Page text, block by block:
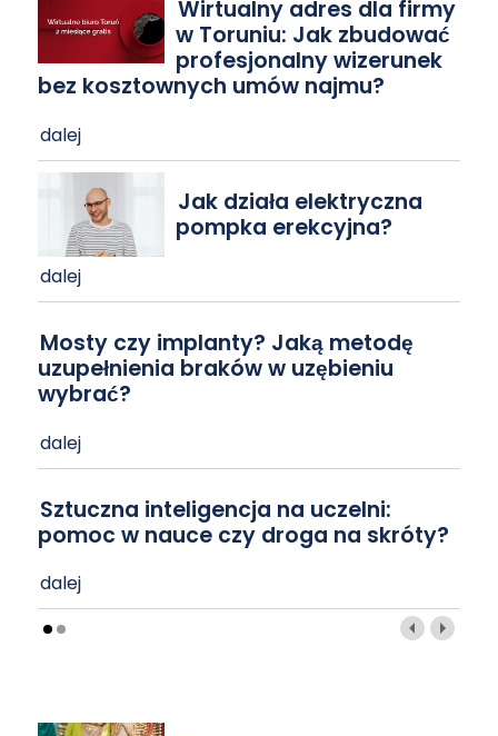
Wirtualny adres dla firmy
w Toruniu: Jak zbudować
profesjonalny wizerunek
bez kosztownych umów najmu?
dalej
Jak działa elektryczna
pompka erekcyjna?
dalej
Mosty czy implanty? Jaką metodę
uzupełnienia braków w uzębieniu
wybrać?
dalej
Sztuczna inteligencja na uczelni:
pomoc w nauce czy droga na skróty?
dalej